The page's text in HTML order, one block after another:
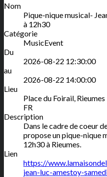
Nom
Pique-nique musical-
à 12h30
Catégorie
MusicEvent
Du
2026-08-22 12:30:00
au
2026-08-22 14:00:00
Lieu
Place du Foirail, Rieumes
FR
Description
Dans le cadre de coeur
propose un pique-nique
12h30 à Rieumes.
Lien
https://
jean-luc-amestoy-